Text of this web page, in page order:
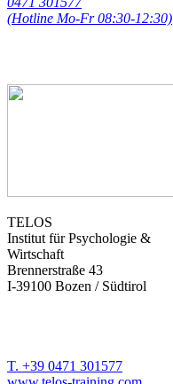
(Hotline Mo-Fr 08:30-12:30)
TELOS
Institut für Psychologie &
Wirtschaft
Brennerstraße 43
I-39100 Bozen / Südtirol
T. +39 0471 301577